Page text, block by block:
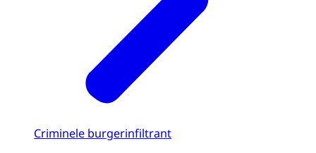
Criminele burgerinfiltrant